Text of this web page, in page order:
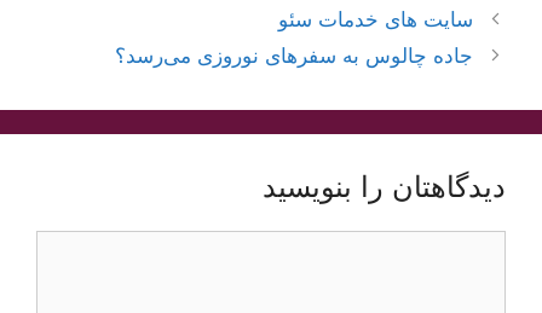
ناوبری
نوشته‌ها
سایت های خدمات سئو
جاده چالوس به سفرهای نوروزی می‌رسد؟
دیدگاهتان را بنویسید